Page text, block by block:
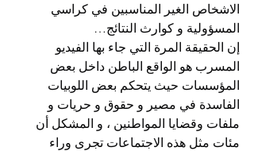
الاشخاص الغير المناسبين في كراسي
المسؤولية و كوارث النتائج…
إن الحقيقة المرة التي جاء بها الفيديو
المسرب هو الواقع الباطن داخل بعض
المؤسسات حيث يتحكم بعض اللوبيات
الفاسدة في مصير و حقوق و حريات و
ملفات وقضايا المواطنين ، و المشكل أن
مئات مثل هذه الاجتماعات تجرى وراء